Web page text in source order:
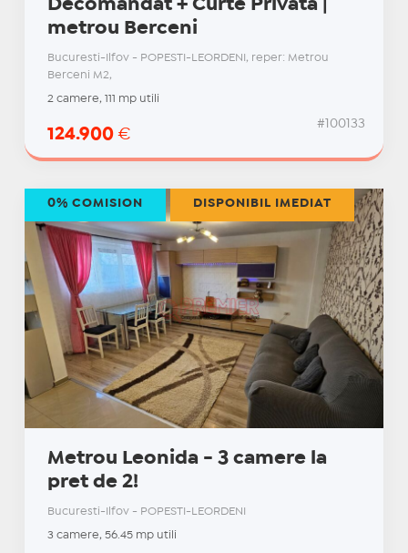
Decomandat + Curte Privată |
metrou Berceni
Bucuresti-Ilfov - POPESTI-LEORDENI, reper: Metrou
Berceni M2,
2 camere, 111 mp utili
124.900 €
#100133
Metrou Leonida - 3 camere la
pret de 2!
Bucuresti-Ilfov - POPESTI-LEORDENI
3 camere, 56.45 mp utili
0% COMISION DISPONIBIL IMEDIAT